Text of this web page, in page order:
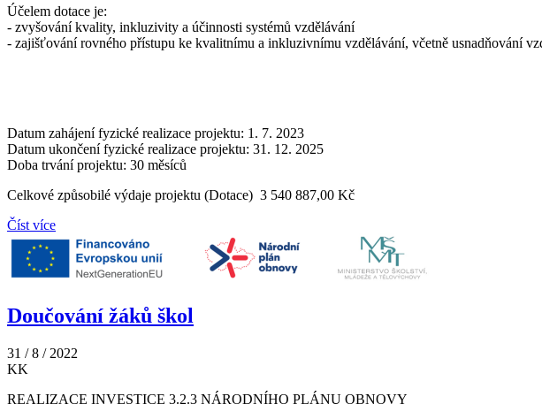
Účelem dotace je:
- zvyšování kvality, inkluzivity a účinnosti systémů vzdělávání
- zajišťování rovného přístupu ke kvalitnímu a inkluzivnímu vzdělávání, včetně usnadňování
Datum zahájení fyzické realizace projektu: 1. 7. 2023
Datum ukončení fyzické realizace projektu: 31. 12. 2025
Doba trvání projektu: 30 měsíců
Celkové způsobilé výdaje projektu (Dotace) 3 540 887,00 Kč
Číst více
Doučování žáků škol
31 / 8 / 2022
KK
REALIZACE INVESTICE 3.2.3 NÁRODNÍHO PLÁNU OBNOVY